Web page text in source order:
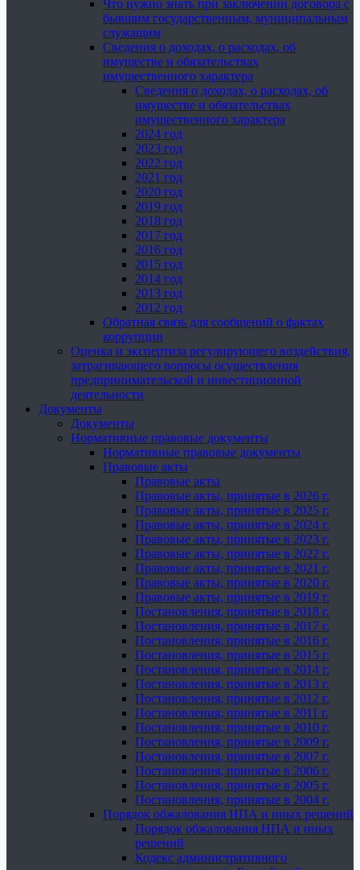
Что нужно знать при заключении договора с
бывшим государственным, муниципальным
служащим
Сведения о доходах, о расходах, об
имуществе и обязательствах
имущественного характера
Сведения о доходах, о расходах, об
имуществе и обязательствах
имущественного характера
2024 год
2023 год
2022 год
2021 год
2020 год
2019 год
2018 год
2017 год
2016 год
2015 год
2014 год
2013 год
2012 год
Обратная связь для сообщений о фактах
коррупции
Оценка и экспертиза регулирующего воздействия,
затрагивающего вопросы осуществления
предпринимательской и инвестиционной
деятельности
Документы
Документы
Нормативные правовые документы
Нормативные правовые документы
Правовые акты
Правовые акты
Правовые акты, принятые в 2026 г.
Правовые акты, принятые в 2025 г.
Правовые акты, принятые в 2024 г.
Правовые акты, принятые в 2023 г.
Правовые акты, принятые в 2022 г.
Правовые акты, принятые в 2021 г.
Правовые акты, принятые в 2020 г.
Правовые акты, принятые в 2019 г.
Постановления, принятые в 2018 г.
Постановления, принятые в 2017 г.
Постановления, принятые в 2016 г.
Постановления, принятые в 2015 г.
Постановления, принятые в 2014 г.
Постановления, принятые в 2013 г.
Постановления, принятые в 2012 г.
Постановления, принятые в 2011 г.
Постановления, принятые в 2010 г.
Постановления, принятые в 2009 г.
Постановления, принятые в 2007 г.
Постановления, принятые в 2006 г.
Постановления, принятые в 2005 г.
Постановления, принятые в 2004 г.
Порядок обжалования НПА и иных решений
Порядок обжалования НПА и иных
решений
Кодекс административного